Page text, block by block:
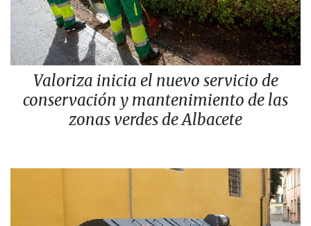
Valoriza inicia el nuevo servicio de
conservación y mantenimiento de las
zonas verdes de Albacete